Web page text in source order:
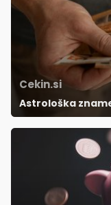
Cekin.si
Astrološka